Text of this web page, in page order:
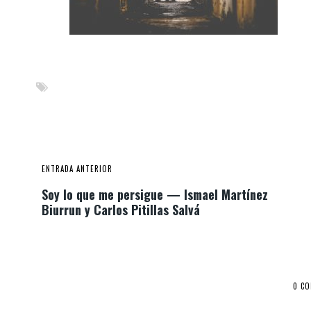
ENTRADA ANTERIOR
Soy lo que me persigue — Ismael Martínez
Biurrun y Carlos Pitillas Salvá
0